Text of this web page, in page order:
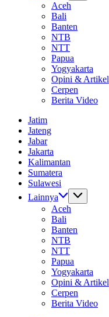
Aceh
Bali
Banten
NTB
NTT
Papua
Yogyakarta
Opini & Artikel
Cerpen
Berita Video
Jatim
Jateng
Jabar
Jakarta
Kalimantan
Sumatera
Sulawesi
Lainnya
Aceh
Bali
Banten
NTB
NTT
Papua
Yogyakarta
Opini & Artikel
Cerpen
Berita Video